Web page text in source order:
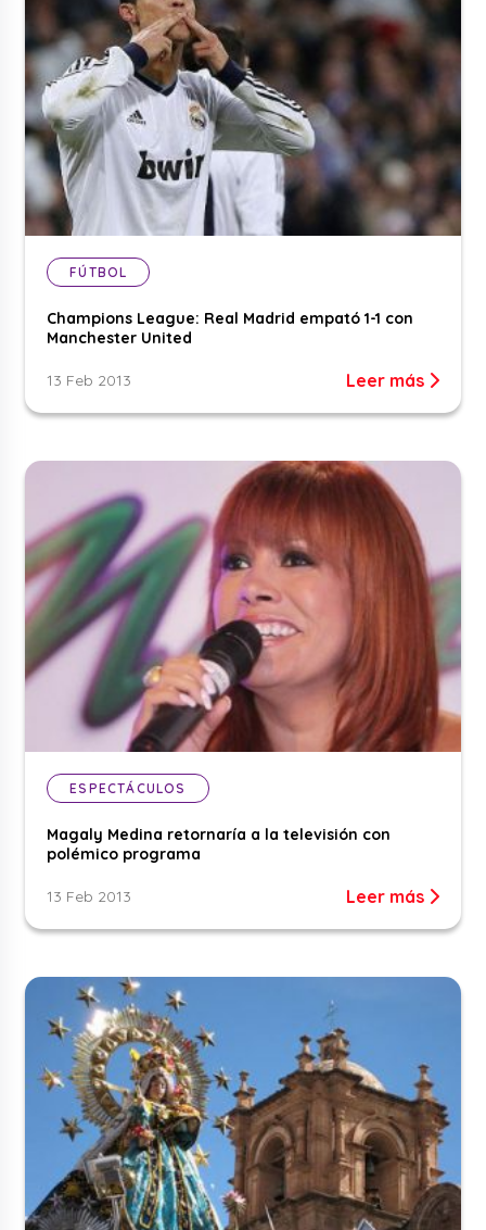
FÚTBOL
Champions League: Real Madrid empató 1-1 con
Manchester United
13 Feb 2013 Leer más
ESPECTÁCULOS
Magaly Medina retornaría a la televisión con
polémico programa
13 Feb 2013 Leer más